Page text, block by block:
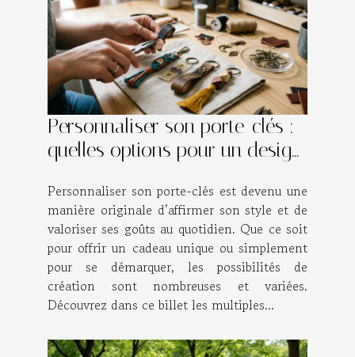
Personnaliser son porte-clés :
quelles options pour un design
Personnaliser son porte-clés est devenu une
manière originale d’affirmer son style et de
valoriser ses goûts au quotidien. Que ce soit
pour offrir un cadeau unique ou simplement
pour se démarquer, les possibilités de
création sont nombreuses et variées.
Découvrez dans ce billet les multiples...